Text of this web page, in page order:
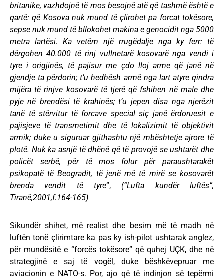
britanike, vazhdojnë të mos besojnë atë që tashmë është e
qartë: që Kosova nuk mund të çlirohet pa forcat tokësore,
sepse nuk mund të bllokohet makina e genocidit nga 5000
metra lartësi. Ka vetëm një rrugëdalje nga ky ferr: të
dërgohen 40.000 të rinj vullnetarë kosovarë nga vendi i
tyre i origjinës, të pajisur me çdo lloj arme që janë në
gjendje ta përdorin; t’u hedhësh armë nga lart atyre qindra
mijëra të rinjve kosovarë të tjerë që fshihen në male dhe
pyje në brendësi të krahinës; t’u jepen disa nga njerëzit
tanë të stërvitur të forcave special siç janë ërdoruesit e
pajisjeve të transmetimit dhe të lokalizimit të objektivit
armik; duke u siguruar gjithashtu një mbështetje ajrore të
plotë. Nuk ka asnjë të dhënë që të provojë se ushtarët dhe
policët serbë, për të mos folur për paraushtarakët
psikopatë të Beogradit, të jenë më të mirë se kosovarët
brenda vendit të tyre”, (“Lufta kundër luftës”,
Tiranë,2001,f.164-165)
Sikundër shihet, më realist dhe besim më të madh në
luftën tonë çlirimtare ka pas ky ish-pilot ushtarak anglez,
për mundësitë e “forcës tokësore” që quhej UÇK, dhe në
strategjinë e saj të vogël, duke bëshkëvepruar me
aviacionin e NATO-s. Por, ajo që të indinjon së tepërmi